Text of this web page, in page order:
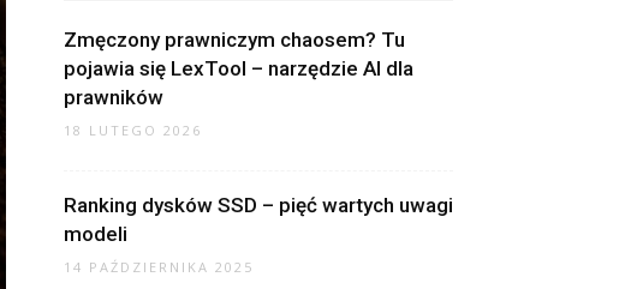
Zmęczony prawniczym chaosem? Tu
pojawia się LexTool – narzędzie AI dla
prawników
18 LUTEGO 2026
Ranking dysków SSD – pięć wartych uwagi
modeli
14 PAŹDZIERNIKA 2025